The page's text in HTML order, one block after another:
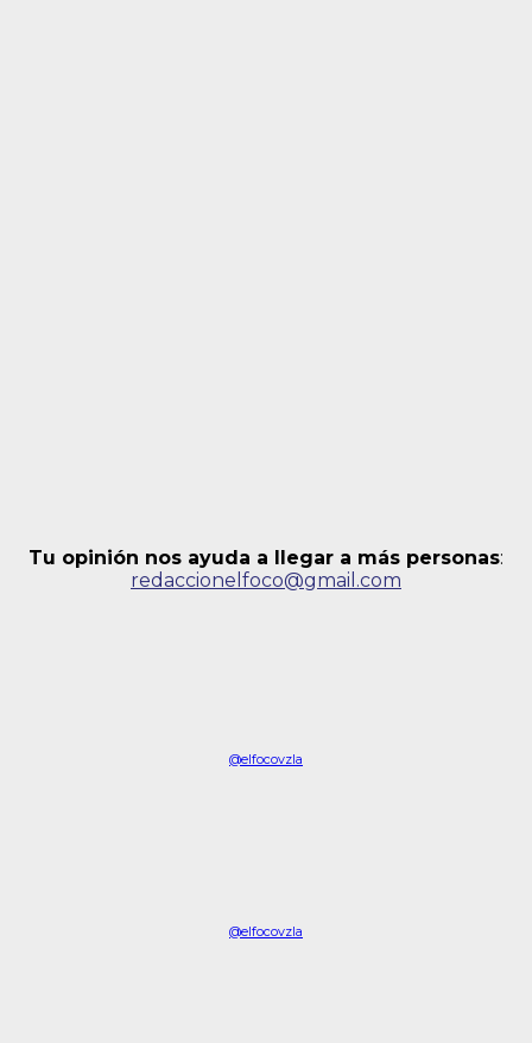
Tu opinión nos ayuda a llegar a más personas:
redaccionelfoco@gmail.com
@elfocovzla
@elfocovzla